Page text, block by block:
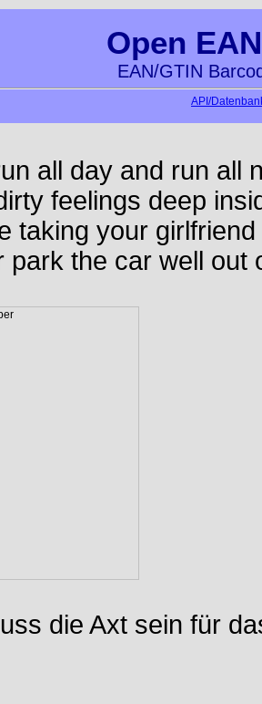
Open
EAN/GTIN
API/
all day and run all
feelings deep
taking your
park the car well out
die Axt sein für